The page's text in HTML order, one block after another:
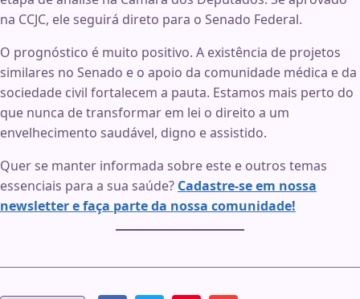
na CCJC, ele seguirá direto para o Senado Federal.
O prognóstico é muito positivo. A existência de projetos
similares no Senado e o apoio da comunidade médica e da
sociedade civil fortalecem a pauta. Estamos mais perto do
que nunca de transformar em lei o direito a um
envelhecimento saudável, digno e assistido.
Quer se manter informada sobre este e outros temas
essenciais para a sua saúde? Cadastre-se em nossa
newsletter e faça parte da nossa comunidade!